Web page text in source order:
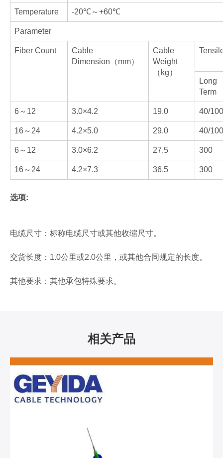
Temperature -20℃～+60℃
Parameter
Fiber Count
Cable
Dimension（mm）
Cable
Weight
（kg）
Long
Term
6～12 3.0×4.2 19.0 40/100
16～24 4.2×5.0 29.0 40/100
6～12 3.0×6.2 27.5 300
16～24 4.2×7.3 36.5 300
选项:
电缆尺寸：标称电缆尺寸或其他收缩尺寸。
交货长度：1.0公里或2.0公里，或其他合同规定的长度。
其他要求：其他承包特殊要求。
相关产品